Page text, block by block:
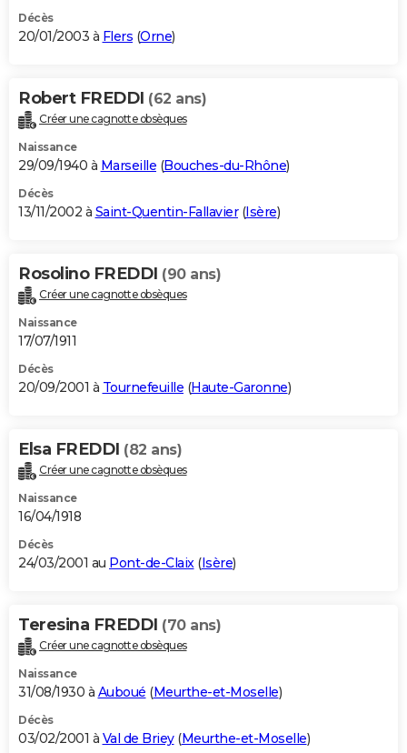
Décès
20/01/2003 à Flers (Orne)
Robert FREDDI (62 ans)
Créer une cagnotte obsèques
Naissance
29/09/1940 à Marseille (Bouches-du-Rhône)
Décès
13/11/2002 à Saint-Quentin-Fallavier(Isère)
Rosolino FREDDI (90 ans)
Créer une cagnotte obsèques
Naissance
17/07/1911
Décès
20/09/2001 à Tournefeuille (Haute-Garonne)
Elsa FREDDI (82 ans)
Créer une cagnotte obsèques
Naissance
16/04/1918
Décès
24/03/2001 au Pont-de-Claix(Isère)
Teresina FREDDI (70 ans)
Créer une cagnotte obsèques
Naissance
31/08/1930 à Auboué (Meurthe-et-Moselle)
Décès
03/02/2001 à Val de Briey(Meurthe-et-Moselle)